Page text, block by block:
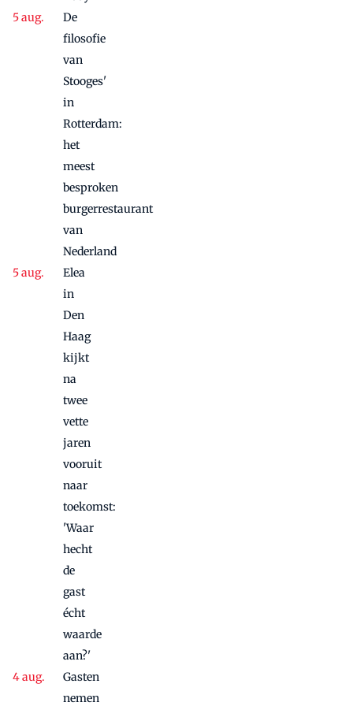
De
filosofie
van
Stooges'
in
Rotterdam:
het
meest
besproken
burgerrestaurant
van
Nederland
Elea
in
Den
Haag
kijkt
na
twee
vette
jaren
vooruit
naar
toekomst:
'Waar
hecht
de
gast
écht
waarde
aan?'
Gasten
nemen